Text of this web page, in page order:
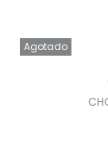
Agotado